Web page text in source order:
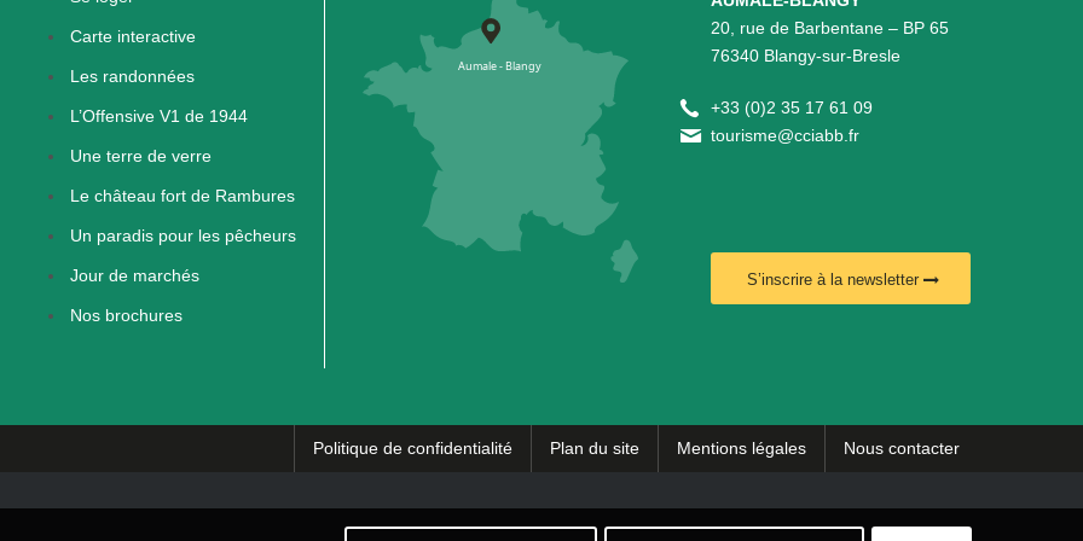
Carte interactive
Les randonnées
L’Offensive V1 de 1944
Une terre de verre
Le château fort de Rambures
Un paradis pour les pêcheurs
Jour de marchés
Nos brochures
20, rue de Barbentane – BP 65
76340 Blangy-sur-Bresle
+33 (0)2 35 17 61 09
tourisme@cciabb.fr
S’inscrire à la newsletter
Politique de confidentialité Plan du site Mentions légales Nous contacter